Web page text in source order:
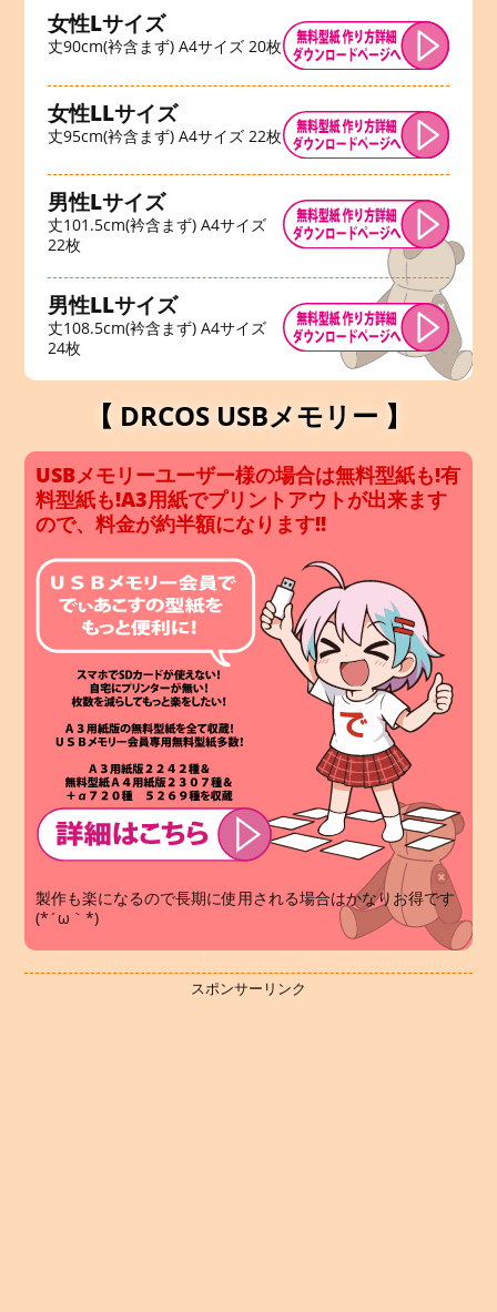
女性Lサイズ
丈90cm(衿含まず) A4サイズ 20枚
女性LLサイズ
丈95cm(衿含まず) A4サイズ 22枚
男性Lサイズ
丈101.5cm(衿含まず) A4サイズ
22枚
男性LLサイズ
丈108.5cm(衿含まず) A4サイズ
24枚
【 DRCOS USBメモリー 】
USBメモリーユーザー様の場合は無料型紙も!有
料型紙も!A3用紙でプリントアウトが出来ます
ので、料金が約半額になります!!
製作も楽になるので長期に使用される場合はかなりお得です
(*´ω｀*)
スポンサーリンク